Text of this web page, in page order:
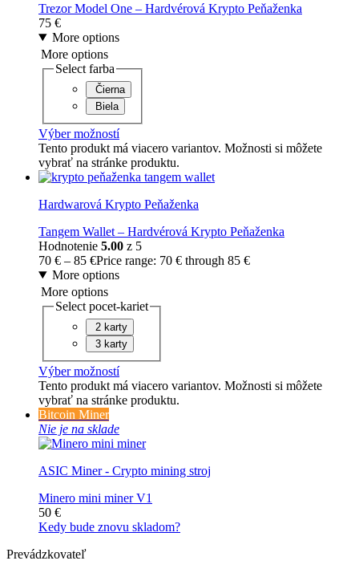
Trezor Model One – Hardvérová Krypto Peňaženka
75 €
More options
More options
Select farba
Čierna
Biela
Výber možností
Tento produkt má viacero variantov. Možnosti si môžete
vybrať na stránke produktu.
Hardwarová Krypto Peňaženka
Tangem Wallet – Hardvérová Krypto Peňaženka
Hodnotenie 5.00 z 5
70 € – 85 €Price range: 70 € through 85 €
More options
More options
Select pocet-kariet
2 karty
3 karty
Výber možností
Tento produkt má viacero variantov. Možnosti si môžete
vybrať na stránke produktu.
Bitcoin Miner
Nie je na sklade
ASIC Miner - Crypto mining stroj
Minero mini miner V1
50 €
Kedy bude znovu skladom?
Prevádzkovateľ